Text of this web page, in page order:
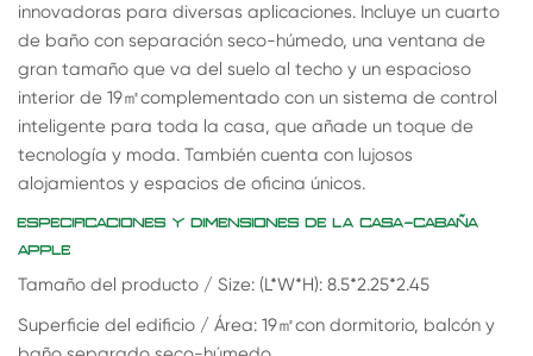
innovadoras para diversas aplicaciones. Incluye un cuarto
de baño con separación seco-húmedo, una ventana de
gran tamaño que va del suelo al techo y un espacioso
interior de 19㎡complementado con un sistema de control
inteligente para toda la casa, que añade un toque de
tecnología y moda. También cuenta con lujosos
alojamientos y espacios de oficina únicos.
ESPECIFICACIONES Y DIMENSIONES DE LA CASA-CABAÑA
APPLE
Tamaño del producto / Size: (L*W*H): 8.5*2.25*2.45
Superficie del edificio / Área: 19㎡con dormitorio, balcón y